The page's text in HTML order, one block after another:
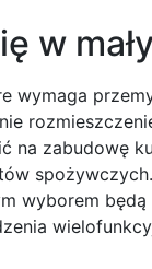
w
wymaga
zabudowę
wyborem